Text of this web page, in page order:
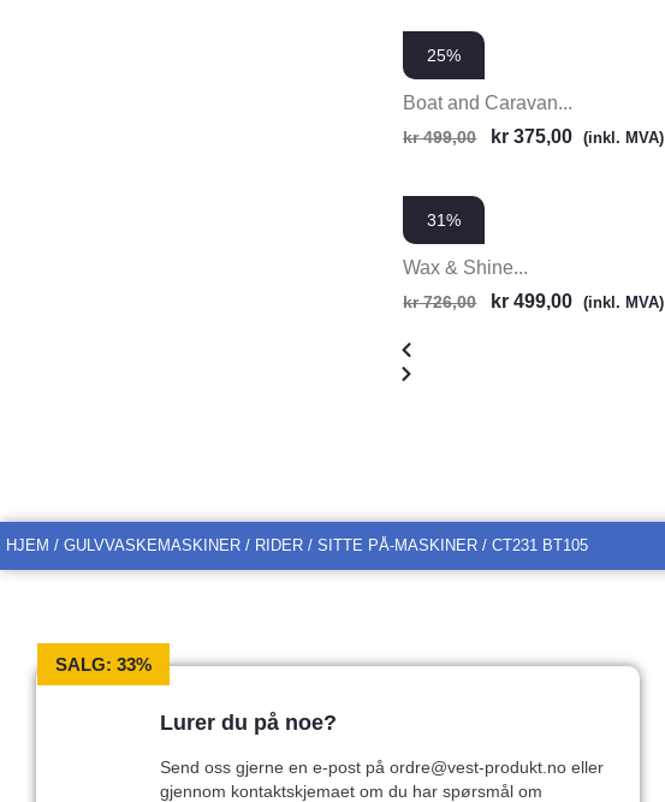
25%
Boat and Caravan...
kr499,00 kr 375,00 (inkl. MVA)
31%
Wax & Shine...
kr726,00 kr 499,00 (inkl. MVA)
HJEM / GULVVASKEMASKINER / RIDER / SITTE PÅ-MASKINER / CT231 BT105
SALG: 33%
Lurer du på noe?
Send oss gjerne en e-post på ordre@vest-produkt.no eller
gjennom kontaktskjemaet om du har spørsmål om